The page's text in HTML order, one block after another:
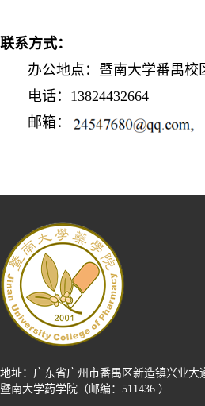
联系方式：
办公地点：暨南大学番禺校
电话：13824432664
邮箱：
地址：广东省广州市番禺区新造镇兴业大
暨南大学药学院（邮编：511436 ）